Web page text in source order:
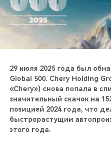
CHERY И СПОРТ
НАШИ МЕРОПРИЯТИЯ
ВИДЕООБЗОРЫ
CHERY ДЛЯ ДЕТЕЙ
29 июля 2025 года был
Global 500. Chery Holding
«Chery») снова попала в
значительный скачок на
позицией 2024 года, что
быстрорастущим
этого года.